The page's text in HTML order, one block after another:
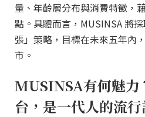
量、年齡層分布與消費特徵，
點。具體而言，MUSINSA 將
張」策略，目標在未來五年內
市。
MUSINSA有何魅力
台，是一代人的流